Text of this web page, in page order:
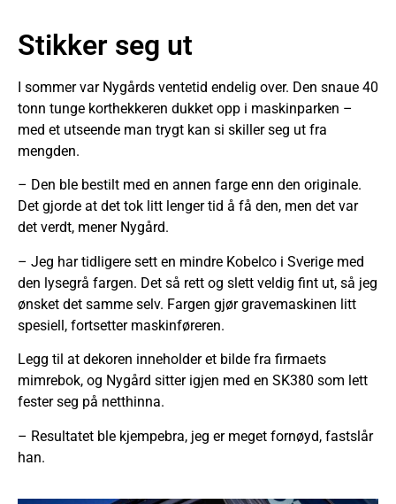
Stikker seg ut
I sommer var Nygårds ventetid endelig over. Den snaue 40
tonn tunge korthekkeren dukket opp i maskinparken –
med et utseende man trygt kan si skiller seg ut fra
mengden.
– Den ble bestilt med en annen farge enn den originale.
Det gjorde at det tok litt lenger tid å få den, men det var
det verdt, mener Nygård.
– Jeg har tidligere sett en mindre Kobelco i Sverige med
den lysegrå fargen. Det så rett og slett veldig fint ut, så jeg
ønsket det samme selv. Fargen gjør gravemaskinen litt
spesiell, fortsetter maskinføreren.
Legg til at dekoren inneholder et bilde fra firmaets
mimrebok, og Nygård sitter igjen med en SK380 som lett
fester seg på netthinna.
– Resultatet ble kjempebra, jeg er meget fornøyd, fastslår
han.